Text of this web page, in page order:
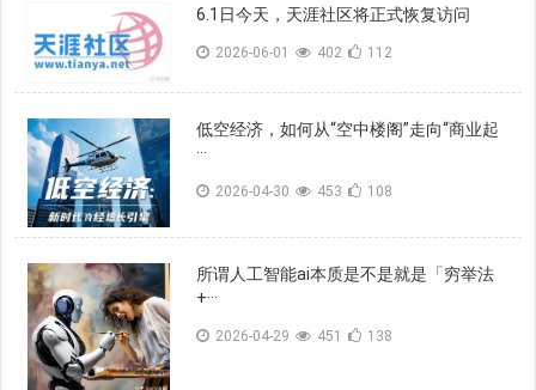
6.1日今天，天涯社区将正式恢复访问
2026-06-01 402 112
低空经济，如何从“空中楼阁”走向“商业起
···
2026-04-30 453 108
所谓人工智能ai本质是不是就是「穷举法
+···
2026-04-29 451 138